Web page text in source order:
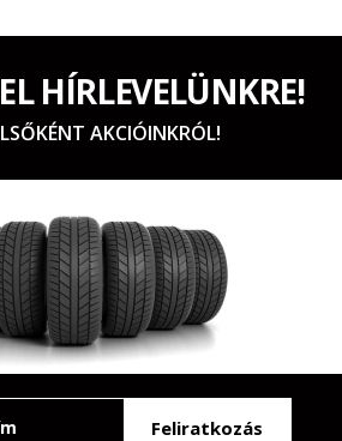
HÍRLEVELÜNKRE!
AKCIÓINKRÓL!
Feliratkozás